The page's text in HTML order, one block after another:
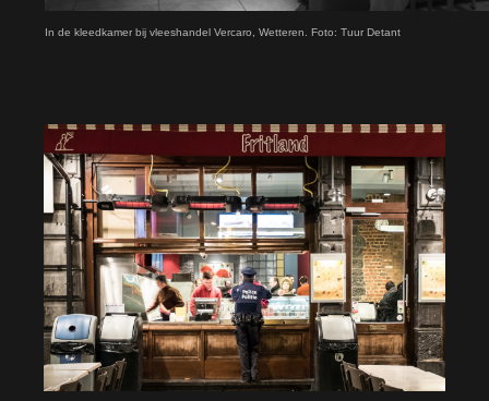
In de kleedkamer bij vleeshandel Vercaro, Wetteren. Foto: Tuur Detant